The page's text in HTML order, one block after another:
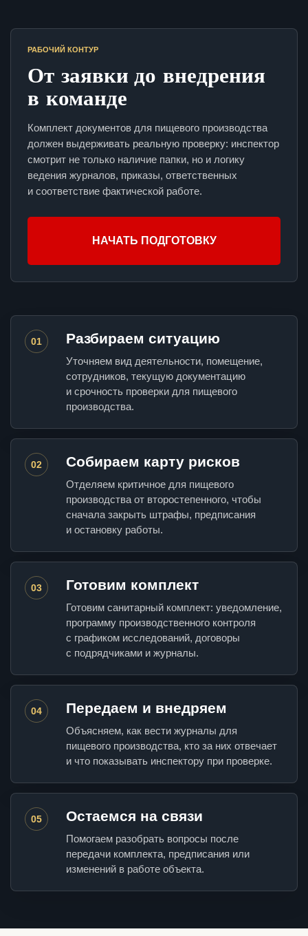
РАБОЧИЙ КОНТУР
От заявки до внедрения
в команде
Комплект документов для пищевого производства
должен выдерживать реальную проверку: инспектор
смотрит не только наличие папки, но и логику
ведения журналов, приказы, ответственных
и соответствие фактической работе.
НАЧАТЬ ПОДГОТОВКУ
01 Разбираем ситуацию
Уточняем вид деятельности, помещение,
сотрудников, текущую документацию
и срочность проверки для пищевого
производства.
02 Собираем карту рисков
Отделяем критичное для пищевого
производства от второстепенного, чтобы
сначала закрыть штрафы, предписания
и остановку работы.
03 Готовим комплект
Готовим санитарный комплект: уведомление,
программу производственного контроля
с графиком исследований, договоры
с подрядчиками и журналы.
04 Передаем и внедряем
Объясняем, как вести журналы для
пищевого производства, кто за них отвечает
и что показывать инспектору при проверке.
05 Остаемся на связи
Помогаем разобрать вопросы после
передачи комплекта, предписания или
изменений в работе объекта.